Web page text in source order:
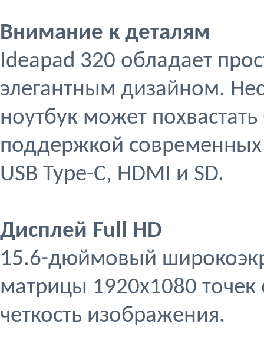
Внимание к деталям
Ideapad 320 обладает
элегантным дизайном.
ноутбук может
поддержкой современных
USB Type-C, HDMI и SD.
Дисплей Full HD
15.6-дюймовый
матрицы 1920x1080 точек
четкость изображения.